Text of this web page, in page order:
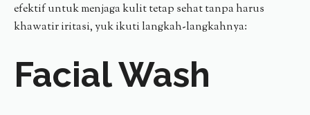
efektif untuk menjaga kulit tetap sehat tanpa harus
khawatir iritasi, yuk ikuti langkah-langkahnya:
Facial Wash